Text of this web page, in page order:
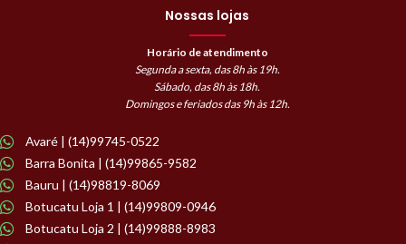
Nossas lojas
Horário de atendimento
Segunda a sexta, das 8h às 19h.
Sábado, das 8h às 18h.
Domingos e feriados das 9h às 12h.
Avaré | (14)99745-0522
Barra Bonita | (14)99865-9582
Bauru | (14)98819-8069
Botucatu Loja 1 | (14)99809-0946
Botucatu Loja 2 | (14)99888-8983